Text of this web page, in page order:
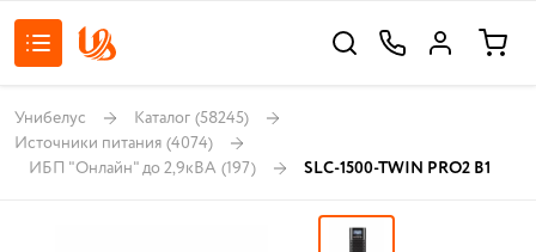
Унибелус Каталог (58245)
Источники питания (4074)
ИБП "Онлайн" до 2,9кВА (197) SLC-1500-TWIN PRO2 B1